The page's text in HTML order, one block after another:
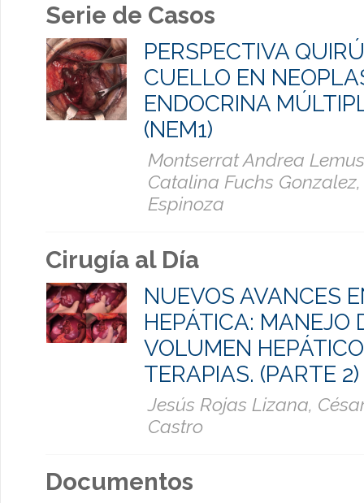
Serie de Casos
PERSPECTIVA
CUELLO EN
ENDOCRINA
(NEM1)
Montserrat Andrea
Catalina Fuchs
Espinoza
Cirugía al Día
NUEVOS AVANCES
HEPÁTICA: MANEJO
VOLUMEN
TERAPIAS. (PARTE 2)
Jesús Rojas Lizana,
Castro
Documentos